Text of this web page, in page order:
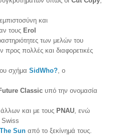
και
τους Erol
των μελών του
προς πολλές και διαφορετικές
σχήμα SidWho? , ο
Classic υπό την ονομασία
και με τους PNAU , ενώ
Swiss
Sun από το ξεκίνημά τους.